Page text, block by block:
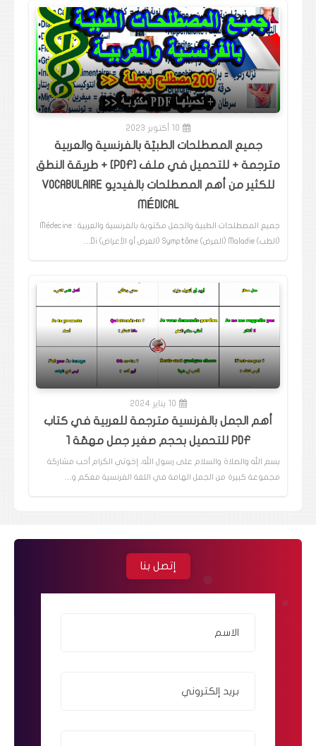
10 أكتوبر 2023
جميع المصطلحات الطبيّة بالفرنسية والعربية
مترجمة + للتحميل في ملف [PDF] + طريقة النطق
للكثير من أهم المصطلحات بالفيديو VOCABULAIRE
MÉDICAL
جميع المصطلحات الطبية والجمل مكتوبة بالفرنسية والعربية : Médecine
(الطب) Maladie (المرض) Symptôme (العرض أو الأعراض) Di…
10 يناير 2024
أهم الجمل بالفرنسية مترجمة للعربية في كتاب
PDF للتحميل بحجم صغير جمل مهمّة 1
بسم الله والصلاة والسلام على رسول الله، إخوتي الكرام أحب مشاركة
مجموعة كبيرة من الجمل الهامة في اللغة الفرنسية معكم و…
إتصل بنا
الاسم
بريد إلكتروني